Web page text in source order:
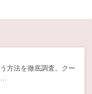
方法を徹底調査。クー